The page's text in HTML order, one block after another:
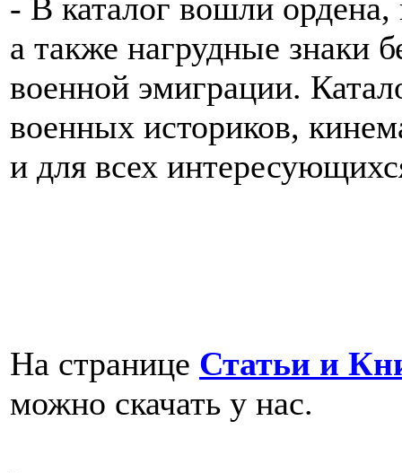
- В каталог вошли
а также нагрудные знаки
военной эмиграции.
военных историков,
и для всех
На странице Статьи и
можно скачать у нас.